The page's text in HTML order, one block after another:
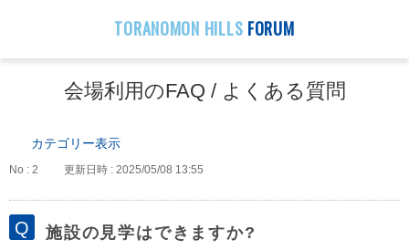
TORANOMON HILLS FORUM
会場利用のFAQ / よくある質問
カテゴリー表示
No : 2 更新日時 : 2025/05/08 13:55
施設の見学はできますか?